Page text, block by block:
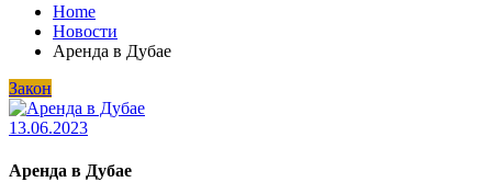
Home
Новости
Аренда в Дубае
Закон
13.06.2023
Аренда в Дубае